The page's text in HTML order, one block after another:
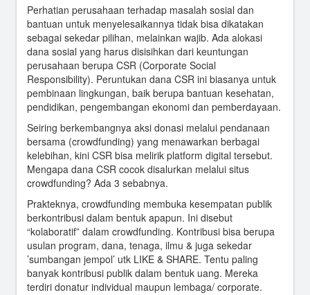
INI 11 ANGGOTA BAZNAS PERIODE 2015-2020
Mizan Amanah punya Asrama Yatim di Bekasi
Kegigihan Susi Bangkitkan Ekonomi Keluarga
Ahok Dukung Bajaj Online, Organda DKI: Bagus Dong
Ini untuk Melay
Kapolri: Ada Kecemburuan Sosial di Protes Masyarakat
Soal Moge
New 2015 Nexus 5 Allegedly Leaked in Photo
Perhatian perusahaan terhadap masalah sosial dan
bantuan untuk menyelesaikannya tidak bisa dikatakan
sebagai sekedar pilihan, melainkan wajib. Ada alokasi
dana sosial yang harus disisihkan dari keuntungan
perusahaan berupa CSR (Corporate Social
Responsibility). Peruntukan dana CSR ini biasanya untuk
pembinaan lingkungan, baik berupa bantuan kesehatan,
pendidikan, pengembangan ekonomi dan pemberdayaan.
Seiring berkembangnya aksi donasi melalui pendanaan
bersama (crowdfunding) yang menawarkan berbagai
kelebihan, kini CSR bisa melirik platform digital tersebut.
Mengapa dana CSR cocok disalurkan melalui situs
crowdfunding? Ada 3 sebabnya.
Prakteknya, crowdfunding membuka kesempatan publik
berkontribusi dalam bentuk apapun. Ini disebut
“kolaboratif” dalam crowdfunding. Kontribusi bisa berupa
usulan program, dana, tenaga, ilmu & juga sekedar
’sumbangan jempol’ utk LIKE & SHARE. Tentu paling
banyak kontribusi publik dalam bentuk uang. Mereka
terdiri donatur individual maupun lembaga/ corporate.